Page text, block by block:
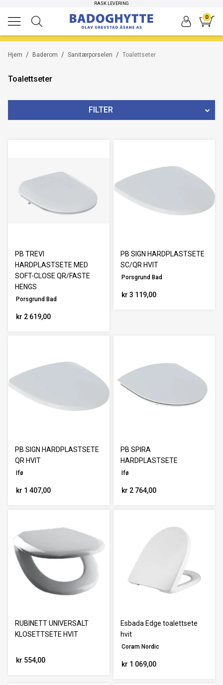
RASK LEVERING
HØYKVALITETS PRODUKTER
0
/
Hjem /
Baderom /
Sanitærporselen Toalettseter
Toalettseter
FILTER
PRIS
NOK
PB TREVI
HARDPLASTSETE MED
SOFT-CLOSE QR/FASTE
HENGS
Porsgrund Bad
kr 2 619,00
PB SIGN HARDPLASTSETE
SC/QR HVIT
Porsgrund Bad
kr 3 119,00
PB SIGN HARDPLASTSETE
QR HVIT
Ifø
kr 1 407,00
PB SPIRA
HARDPLASTSETE
Ifø
kr 2 764,00
RUBINETT UNIVERSALT
KLOSETTSETE HVIT
kr 554,00
Esbada Edge toalettsete
hvit
Coram Nordic
kr 1 069,00